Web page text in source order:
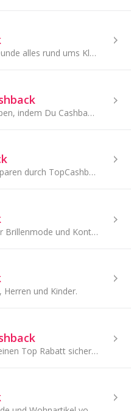
Kaufe bei Bergfreunde alles rund ums Klettern, Bergsport, Bouldern, Slackline, Outdoor, Trekking und Wandern.
Spare beim Shoppen, indem Du Cashback auf Deinen Einkauf bei ASOS sammelst!
Bei Mister Spex sparen durch TopCashback!
Fielmann steht für Brillenmode und Kontaktlinsen zum fairen Preis.
und Kinder.
Durch Cashback einen Top Rabatt sichern bei Bergzeit!